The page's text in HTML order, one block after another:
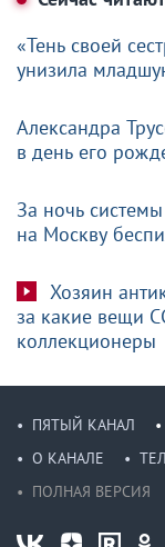
«Тень своей
унизила
Александра
в день его
За ночь
на Москву
Хозяин
за какие вещи
коллекционеры
ПЯТЫЙ КАНАЛ
О КАНАЛЕ
ПОЛНАЯ ВЕРСИЯ